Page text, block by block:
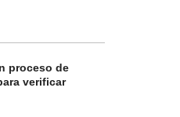
proceso de
verificar